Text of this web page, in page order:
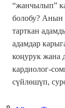
“жанчылып”
болобу? Анын
тарткан
адамдар
коңурук жана
кардиолог-
сүйлөшүп,